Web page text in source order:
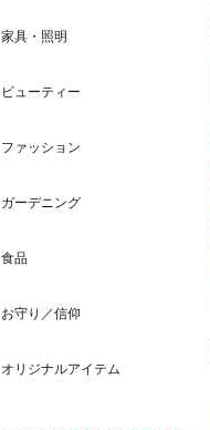
家具・照明
ビューティー
ファッション
ガーデニング
食品
お守り／信仰
オリジナルアイテム